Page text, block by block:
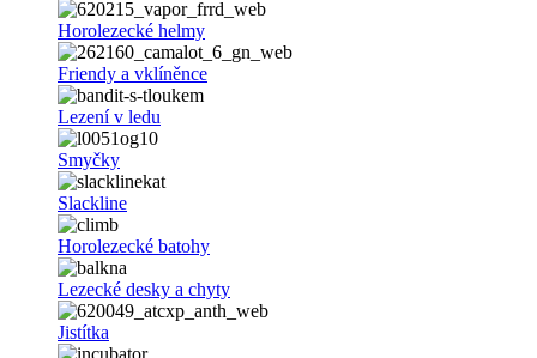
Horolezecké helmy
Friendy a vklíněnce
Lezení v ledu
Smyčky
Slackline
Horolezecké batohy
Lezecké desky a chyty
Jistítka